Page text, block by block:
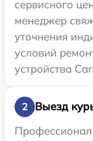
сервисного
менеджер
уточнения
условий
устройства
2
Выезд